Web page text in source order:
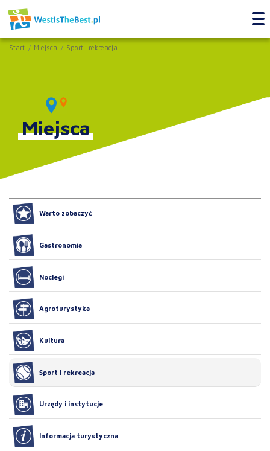
Start Miejsca Sport i rekreacja
Miejsca
Warto zobaczyć
Gastronomia
Noclegi
Agroturystyka
Kultura
Sport i rekreacja
Urzędy i instytucje
Informacja turystyczna